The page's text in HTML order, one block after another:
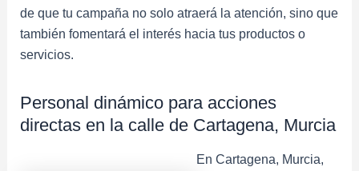
de que tu campaña no solo atraerá la atención, sino que
también fomentará el interés hacia tus productos o
servicios.
Personal dinámico para acciones
directas en la calle de Cartagena, Murcia
En Cartagena, Murcia,